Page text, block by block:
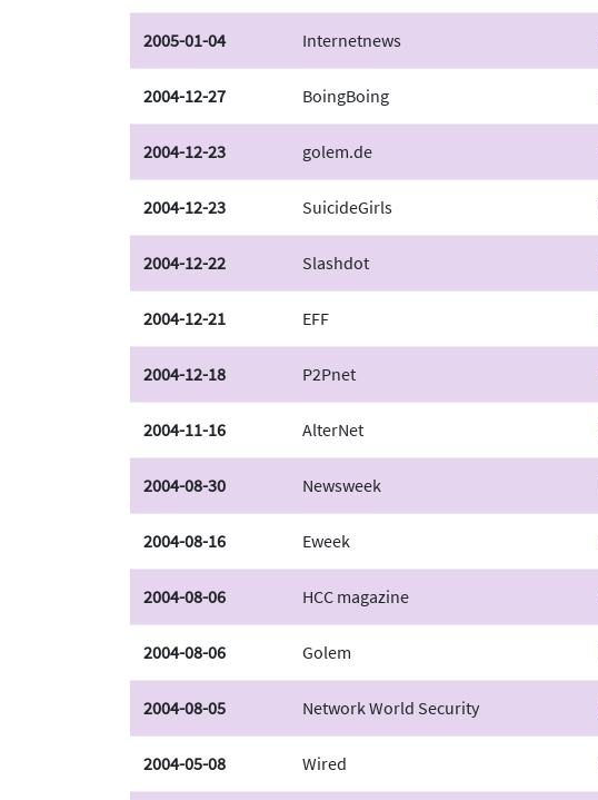
2005-01-04 Internetnews
2004-12-27 BoingBoing
2004-12-23 golem.de
2004-12-23 SuicideGirls
2004-12-22 Slashdot
2004-12-21 EFF
2004-12-18 P2Pnet
2004-11-16 AlterNet
2004-08-30 Newsweek
2004-08-16 Eweek
2004-08-06 HCC magazine
2004-08-06 Golem
2004-08-05 Network World Security
2004-05-08 Wired